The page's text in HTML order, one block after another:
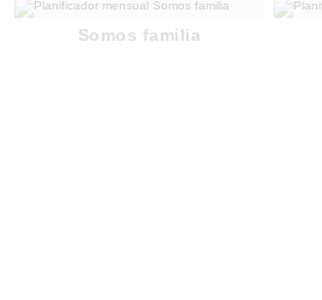
Somos familia